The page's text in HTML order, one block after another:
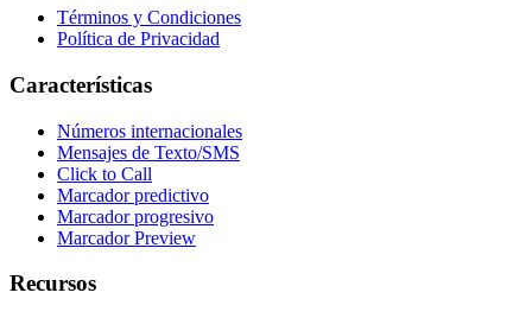
Términos y Condiciones
Política de Privacidad
Características
Números internacionales
Mensajes de Texto/SMS
Click to Call
Marcador predictivo
Marcador progresivo
Marcador Preview
Recursos